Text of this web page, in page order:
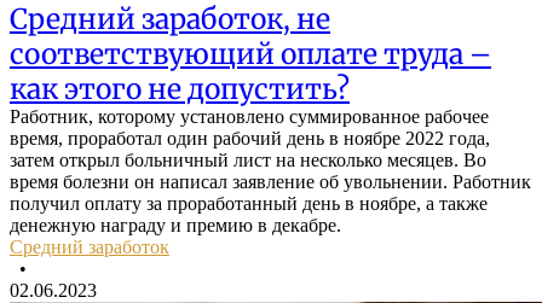
Средний заработок, не
соответствующий оплате труда –
как этого не допустить?
Работник, которому установлено суммированное рабочее
время, проработал один рабочий день в ноябре 2022 года,
затем открыл больничный лист на несколько месяцев. Во
время болезни он написал заявление об увольнении. Работник
получил оплату за проработанный день в ноябре, а также
денежную награду и премию в декабре.
Средний заработок
•
02.06.2023